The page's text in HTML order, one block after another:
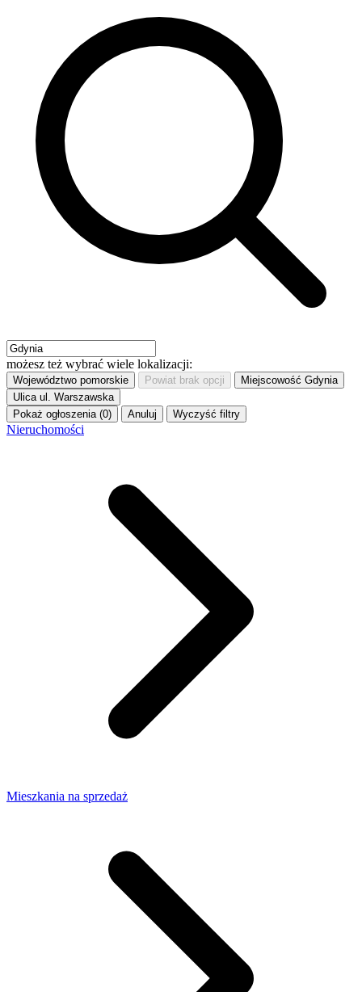
możesz też wybrać wiele lokalizacji:
Województwo pomorskie Powiat brak opcji Miejscowość Gdynia
Ulica ul. Warszawska
Pokaż ogłoszenia (0)
Anuluj Wyczyść filtry
Nieruchomości
Mieszkania na sprzedaż